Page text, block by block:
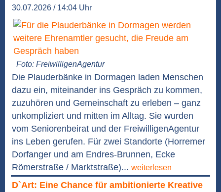
30.07.2026 / 14:04 Uhr
Foto: FreiwilligenAgentur
Die Plauderbänke in Dormagen laden Menschen
dazu ein, miteinander ins Gespräch zu kommen,
zuzuhören und Gemeinschaft zu erleben – ganz
unkompliziert und mitten im Alltag. Sie wurden
vom Seniorenbeirat und der FreiwilligenAgentur
ins Leben gerufen. Für zwei Standorte (Horremer
Dorfanger und am Endres-Brunnen, Ecke
Römerstraße / Marktstraße)... weiterlesen
D`Art: Eine Chance für ambitionierte Kreative